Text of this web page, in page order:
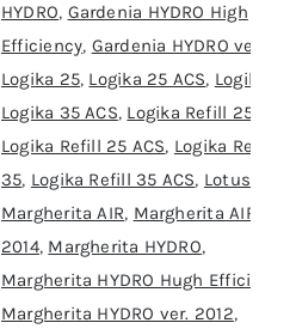
HYDRO, Gardenia HYDRO High
Efficiency, Gardenia HYDRO ver.12
Logika 25, Logika 25 ACS, Logika 35
Logika 35 ACS, Logika Refill 25
Logika Refill 25 ACS, Logika Refill
35, Logika Refill 35 ACS, Lotus
Margherita AIR, Margherita AIR –
2014, Margherita HYDRO,
Margherita HYDRO Hugh Efficiency
Margherita HYDRO ver. 2012,